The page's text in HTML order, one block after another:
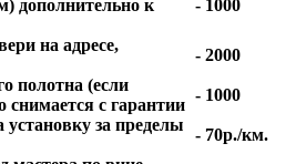
дополнительно к
- 1000
на адресе,
- 2000
полотна (если
снимается с гарантии
- 1000
установку за пределы
- 70р./км.